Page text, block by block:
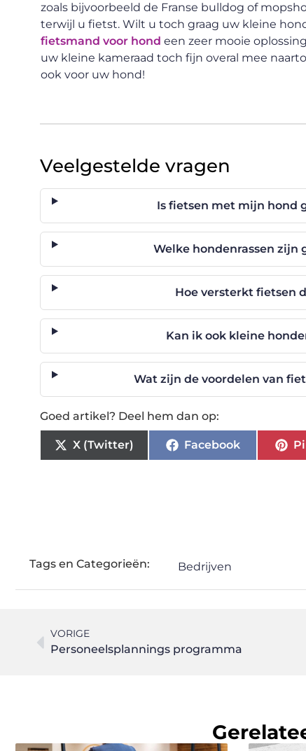
zoals bijvoorbeeld de Franse bulldog of
terwijl u fietst. Wilt u toch graag uw kleine
fietsmand voor hond een zeer mooie
uw kleine kameraad toch fijn overal mee
ook voor uw hond!
Veelgestelde vragen
Is fietsen met mijn hond
Welke hondenrassen zijn
Hoe versterkt fietsen
Kan ik ook kleine
Wat zijn de voordelen van
Goed artikel? Deel hem dan op:
X (Twitter) Facebook
Tags en Categorieën: Bedrijven
VORIGE
Personeelsplannings programma